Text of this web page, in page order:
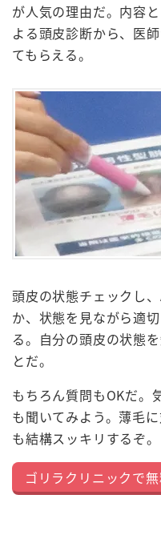
が人気の理由だ。内容
よる頭皮診断から、医
てもらえる。
頭皮の状態チェックし
か、状態を見ながら適
る。自分の頭皮の状態
とだ。
もちろん質問もOKだ。
も聞いてみよう。薄毛
も結構スッキリするぞ。
ゴリラクリニックで